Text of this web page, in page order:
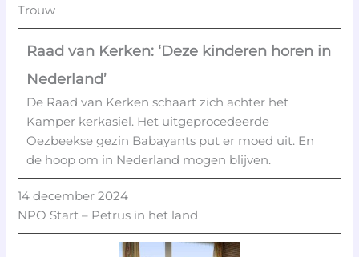
Trouw
Raad van Kerken: ‘Deze kinderen horen in
Nederland’
De Raad van Kerken schaart zich achter het
Kamper kerkasiel. Het uitgeprocedeerde
Oezbeekse gezin Babayants put er moed uit. En
de hoop om in Nederland mogen blijven.
14 december 2024
NPO Start – Petrus in het land